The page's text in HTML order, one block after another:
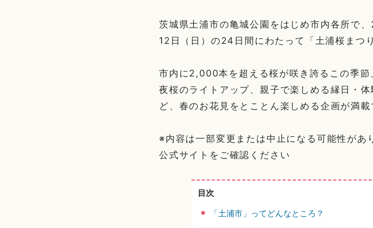
茨城県土浦市の亀城公園をはじめ市内各所で
12日（日）の24日間にわたって「土浦桜まつ
市内に2,000本を超える桜が咲き誇るこの季
夜桜のライトアップ、親子で楽しめる縁日・
ど、春のお花見をとことん楽しめる企画が満載
※内容は一部変更または中止になる可能性があ
公式サイトをご確認ください
目次
「土浦市」ってどんなところ？